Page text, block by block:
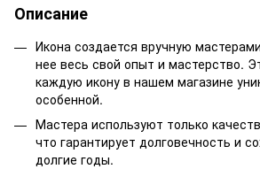
Описание
Икона создается вручную
нее весь свой опыт и мастерство.
каждую икону в нашем магазине
особенной.
Мастера используют только
что гарантирует долговечность и
долгие годы.